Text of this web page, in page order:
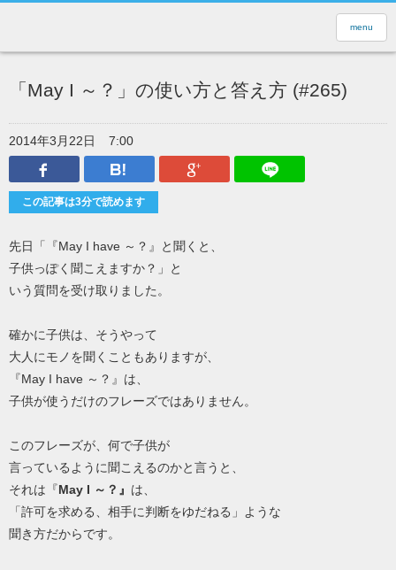
menu
「May I ～？」の使い方と答え方 (#265)
2014年3月22日
7:00
Facebook
はてなブックマークGoogle Plus
この記事は3分で読めます
先日「『May I have ～？』と聞くと、
子供っぽく聞こえますか？」と
いう質問を受け取りました。
確かに子供は、そうやって
大人にモノを聞くこともありますが、
『May I have ～？』は、
子供が使うだけのフレーズではありません。
このフレーズが、何で子供が
言っているように聞こえるのかと言うと、
それは『May I ～？』 は、
「許可を求める、相手に判断をゆだねる」ような
聞き方だからです。